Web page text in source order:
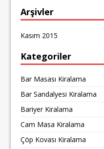
Arşivler
Kasım 2015
Kategoriler
Bar Masası Kiralama
Bar Sandalyesi Kiralama
Bariyer Kiralama
Cam Masa Kiralama
Çöp Kovası Kiralama